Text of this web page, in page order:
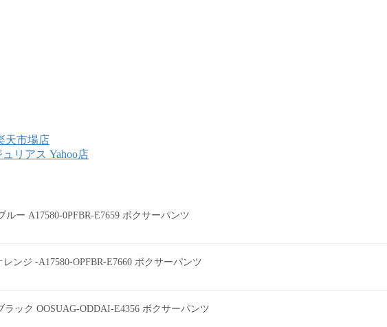
天市場店
リアス Yahoo店
ー A17580-0PFBR-E7659 ボクサーパンツ
ンジ -A17580-OPFBR-E7660 ボクサーパンツ
ック OOSUAG-ODDAI-E4356 ボクサーパンツ